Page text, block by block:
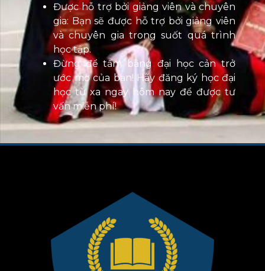
Được hỗ trợ bởi giảng viên và chuyên
gia: Bạn sẽ được hỗ trợ bởi giảng viên
và chuyên gia trong suốt quá trình
học tập.
Đừng để tấm bằng đại học cản trở
ước mơ của bạn! Hãy đăng ký học đại
học từ xa ngay hôm nay để được tư
vấn miễn phí!